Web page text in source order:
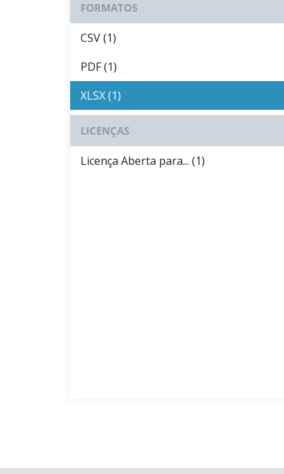
FORMATOS
CSV (1)
PDF (1)
XLSX (1)
LICENÇAS
Licença Aberta para... (1)